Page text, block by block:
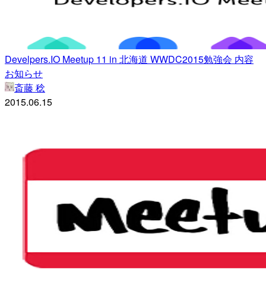
Develpers.IO Meetup 11 in 北海道 WWDC2015勉強会 内容
お知らせ
斎藤 稔
2015.06.15